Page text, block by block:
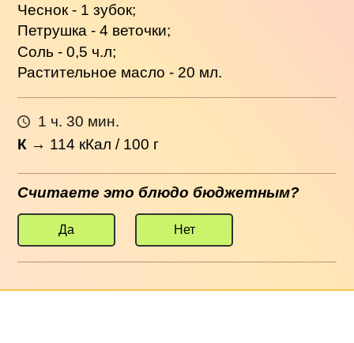
Чеснок - 1 зубок;
Петрушка - 4 веточки;
Соль - 0,5 ч.л;
Растительное масло - 20 мл.
1 ч. 30 мин.
К → 114 кКал / 100 г
Считаете это блюдо бюджетным?
Да Нет